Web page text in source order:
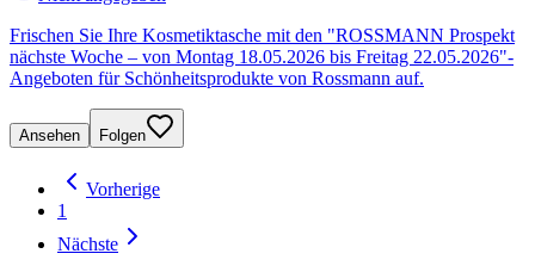
Frischen Sie Ihre Kosmetiktasche mit den "ROSSMANN Prospekt
nächste Woche – von Montag 18.05.2026 bis Freitag 22.05.2026"-
Angeboten für Schönheitsprodukte von Rossmann auf.
Ansehen Folgen
Vorherige
1
Nächste